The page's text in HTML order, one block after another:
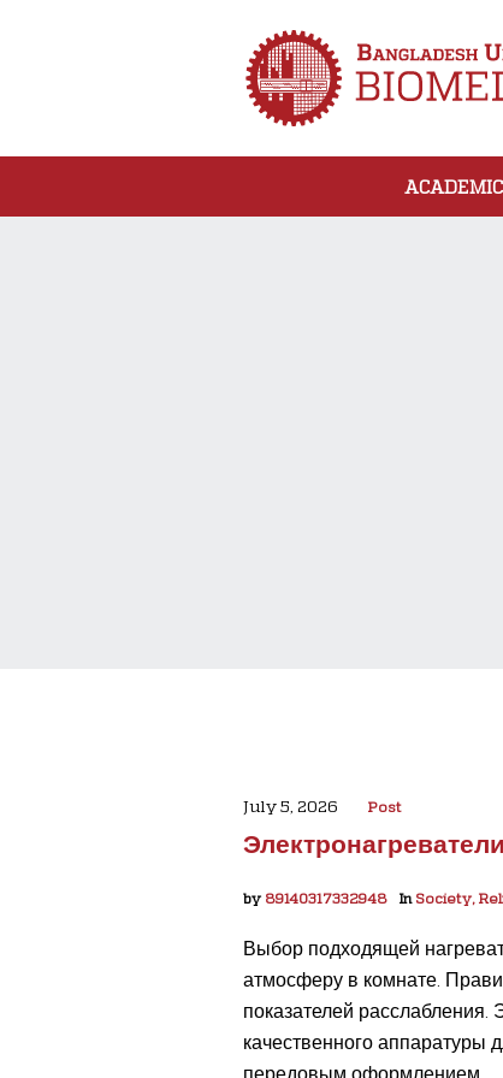
July 5, 2026 Post
by 89140317332948 In Society,
Выбор подходящей
атмосферу в комнате.
показателей
качественного аппаратуры
передовым оформлением....